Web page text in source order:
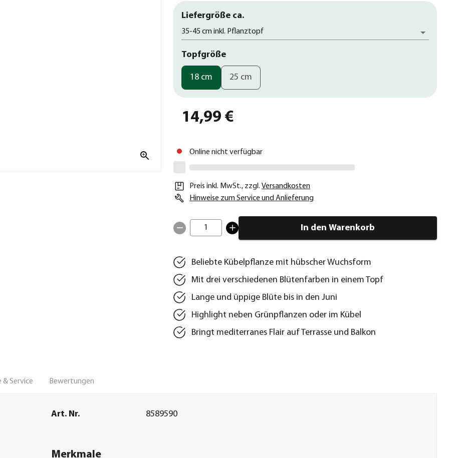
Liefergröße ca.
35-45 cm inkl. Pflanztopf
Topfgröße
18 cm 25 cm
14,99 €
Online nicht verfügbar
Preis inkl. MwSt., zzgl. Versandkosten
Hinweise zum Service und Anlieferung
1 In den Warenkorb
Beliebte Kübelpflanze mit hübscher Wuchsform
Mit drei verschiedenen Blütenfarben in einem Topf
Lange und üppige Blüte bis in den Juni
Highlight neben Grünpflanzen oder im Kübel
Bringt mediterranes Flair auf Terrasse und Balkon
& Service Bewertungen
Art. Nr. 8589590
Merkmale